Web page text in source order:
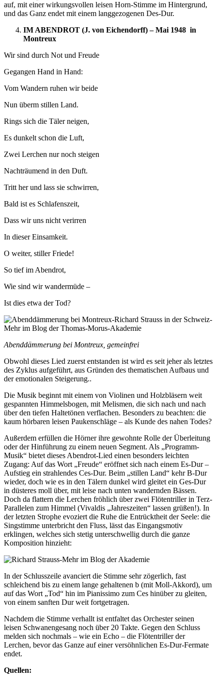
auf, mit einer wirkungsvollen leisen Horn-Stimme im Hintergrund,
und das Ganz endet mit einem langgezogenen Des-Dur.
IM ABENDROT (J. von Eichendorff) – Mai 1948 in
Montreux
Wir sind durch Not und Freude
Gegangen Hand in Hand:
Vom Wandern ruhen wir beide
Nun überm stillen Land.
Rings sich die Täler neigen,
Es dunkelt schon die Luft,
Zwei Lerchen nur noch steigen
Nachträumend in den Duft.
Tritt her und lass sie schwirren,
Bald ist es Schlafenszeit,
Dass wir uns nicht verirren
In dieser Einsamkeit.
O weiter, stiller Friede!
So tief im Abendrot,
Wie sind wir wandermüde –
Ist dies etwa der Tod?
Abenddämmerung bei Montreux, gemeinfrei
Obwohl dieses Lied zuerst entstanden ist wird es seit jeher als letztes
des Zyklus aufgeführt, aus Gründen des thematischen Aufbaus und
der emotionalen Steigerung..
Die Musik beginnt mit einem von Violinen und Holzbläsern weit
gespannten Himmelsbogen, mit Melismen, die sich nach und nach
über den tiefen Haltetönen verflachen. Besonders zu beachten: die
kaum hörbaren leisen Paukenschläge – als Kunde des nahen Todes?
Außerdem erfüllen die Hörner ihre gewohnte Rolle der Überleitung
oder der Hinführung zu einem neuen Segment. Als „Programm-
Musik“ bietet dieses Abendrot-Lied einen besonders leichten
Zugang: Auf das Wort „Freude“ eröffnet sich nach einem Es-Dur –
Aufstieg ein strahlendes Ces-Dur. Beim „stillen Land“ kehr B-Dur
wieder, doch wie es in den Tälern dunkel wird gleitet ein Ges-Dur
in düsteres moll über, mit leise nach unten wandernden Bässen.
Doch da flattern die Lerchen fröhlich über zwei Flötentriller in Terz-
Parallelen zum Himmel (Vivaldis „Jahreszeiten“ lassen grüßen!). In
der letzten Strophe evoziert die Ruhe die Entrücktheit der Seele: die
Singstimme unterbricht den Fluss, lässt das Eingangsmotiv
erklingen, welches sich stetig unterschwellig durch die ganze
Komposition hinzieht:
In der Schlusszeile avanciert die Stimme sehr zögerlich, fast
schleichend bis zu einem lange gehaltenen b (mit Moll-Akkord), um
auf das Wort „Tod“ hin im Pianissimo zum Ces hinüber zu gleiten,
von einem sanften Dur weit fortgetragen.
Nachdem die Stimme verhallt ist entfaltet das Orchester seinen
leisen Schwanengesang noch über 20 Takte. Gegen den Schluss
melden sich nochmals – wie ein Echo – die Flötentriller der
Lerchen, bevor das Ganze auf einer versöhnlichen Es-Dur-Fermate
endet.
Quellen: